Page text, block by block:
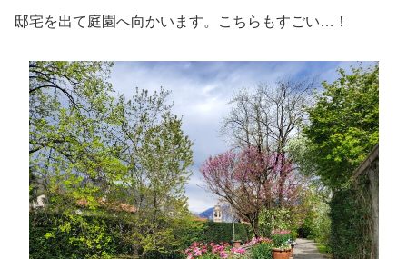
邸宅を出て庭園へ向かいます。こちらもすごい…！